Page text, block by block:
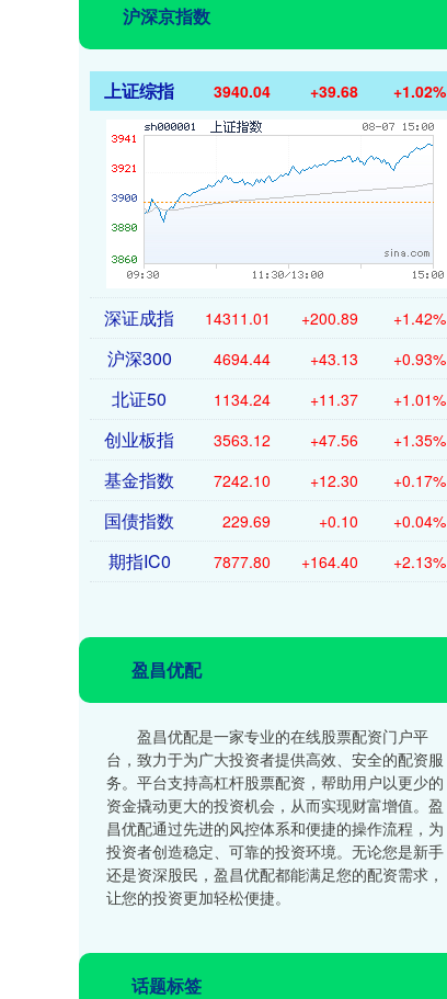
沪深京指数
上证综指 3940.04 +39.68 +1.02%
深证成指 14311.01 +200.89 +1.42%
沪深300 4694.44 +43.13 +0.93%
北证50 1134.24 +11.37 +1.01%
创业板指 3563.12 +47.56 +1.35%
基金指数 7242.10 +12.30 +0.17%
国债指数 229.69 +0.10 +0.04%
期指IC0 7877.80 +164.40 +2.13%
盈昌优配
盈昌优配是一家专业的在线股票配资门户平
台，致力于为广大投资者提供高效、安全的配资服
务。平台支持高杠杆股票配资，帮助用户以更少的
资金撬动更大的投资机会，从而实现财富增值。盈
昌优配通过先进的风控体系和便捷的操作流程，为
投资者创造稳定、可靠的投资环境。无论您是新手
还是资深股民，盈昌优配都能满足您的配资需求，
让您的投资更加轻松便捷。
话题标签